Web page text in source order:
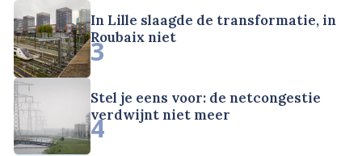
In Lille slaagde de transformatie, in
Roubaix niet
3
Stel je eens voor: de netcongestie
verdwijnt niet meer
4